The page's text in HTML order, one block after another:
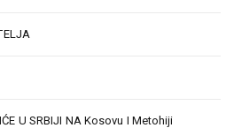
U SRBIJI NA Kosovu I Metohiji